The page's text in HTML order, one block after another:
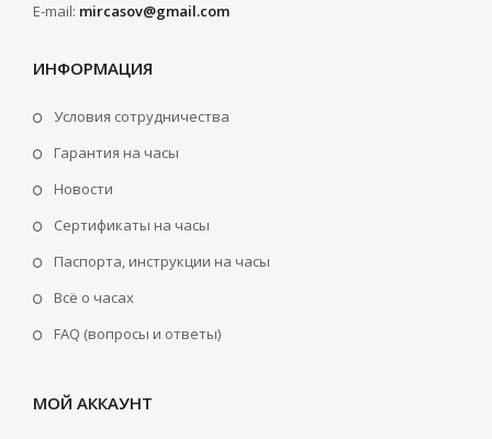
E-mail: mircasov@gmail.com
ИНФОРМАЦИЯ
Условия сотрудничества
Гарантия на часы
Новости
Сертификаты на часы
Паспорта, инструкции на часы
Всё о часах
FAQ (вопросы и ответы)
МОЙ АККАУНТ